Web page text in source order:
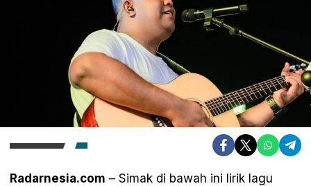
Radarnesia.com – Simak di bawah ini lirik lagu